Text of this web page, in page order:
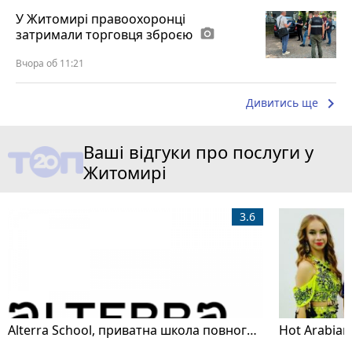
У Житомирі правоохоронці
затримали торговця зброєю photo_camera
Вчора об 11:21
Дивитись ще keyboard_arrow_right
Ваші відгуки про послуги у
Житомирі
Alterra School, приватна школа повного дня
3.6